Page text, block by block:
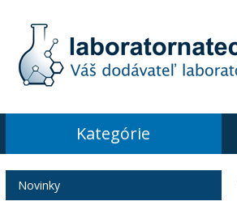
Novinky
Kategórie